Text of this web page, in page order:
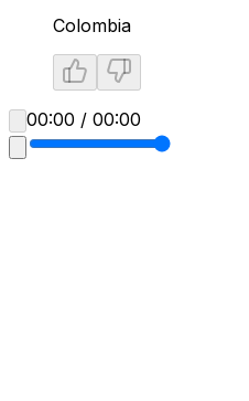
Colombia
00:00 / 00:00